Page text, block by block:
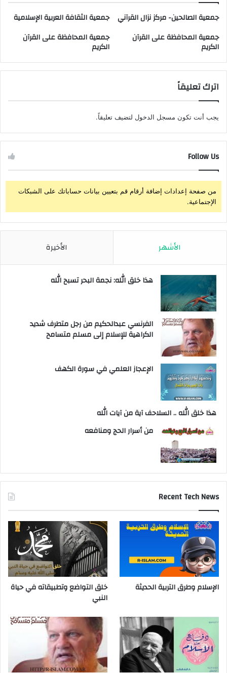
جمعية الصالحين- مركز نزال القرآني
جمعية الثقافة العربية الإسلامية
جمعية المحافظة على القرآن
الكريم
جمعية المحافظة على القرآن
الكريم
اترك تعليقاً
يجب أنت تكون مسجل الدخول لتضيف تعليقاً.
Follow Us
من صفحة إعدادات إضافة أرقام قم بتعيين بيانات حساباتك على الشبكات
الإجتماعية.
الأشهر الأخيرة
هذا خلق الله: نجمة البحر تسبح الله
الفرنسي عبدالحكيم من رجل متطرف شديد
الكراهية للإسلام إلى مسلم متسامح
الإعجاز العلمي في سورة الكهف
هذا خلق الله .. السلاحف آية من آيات الله
من أسرار الحج ومنافعه
Recent Tech News
الإسلام وطرق التربية الحديثة
خلق التواضع وتطبيقاته في حياة
النبي